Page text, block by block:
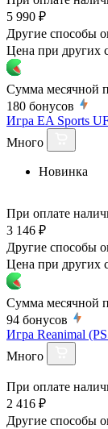
5 990 ₽
Другие способы
Цена при других
Сумма месячной
180 бонусов
Игра EA Sports
Много
Новинка
При оплате
3 146 ₽
Другие способы
Цена при других
Сумма месячной
94 бонусов
Игра Reanimal
Много
При оплате
2 416 ₽
Другие способы